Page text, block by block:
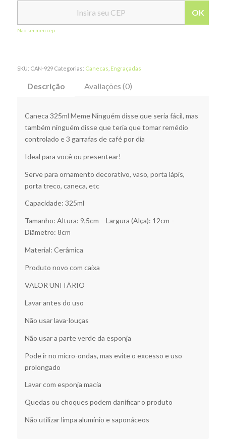
OK
Não sei meu cep
SKU: CAN-929 Categorias: Canecas Engraçadas
Descrição Avaliações (0)
Caneca 325ml Meme Ninguém disse que seria fácil, mas
também ninguém disse que teria que tomar remédio
controlado e 3 garrafas de café por dia
Ideal para você ou presentear!
Serve para ornamento decorativo, vaso, porta lápis,
porta treco, caneca, etc
Capacidade: 325ml
Tamanho: Altura: 9,5cm – Largura (Alça): 12cm –
Diâmetro: 8cm
Material: Cerâmica
Produto novo com caixa
VALOR UNITÁRIO
Lavar antes do uso
Não usar lava-louças
Não usar a parte verde da esponja
Pode ir no micro-ondas, mas evite o excesso e uso
prolongado
Lavar com esponja macia
Quedas ou choques podem danificar o produto
Não utilizar limpa alumínio e saponáceos